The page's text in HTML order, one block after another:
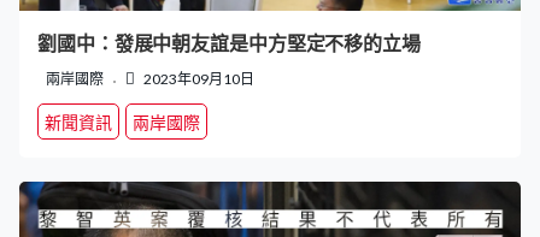
劉國中：發展中朝友誼是中方堅定不移的立場
兩岸國際 2023年09月10日
新聞資訊 兩岸國際